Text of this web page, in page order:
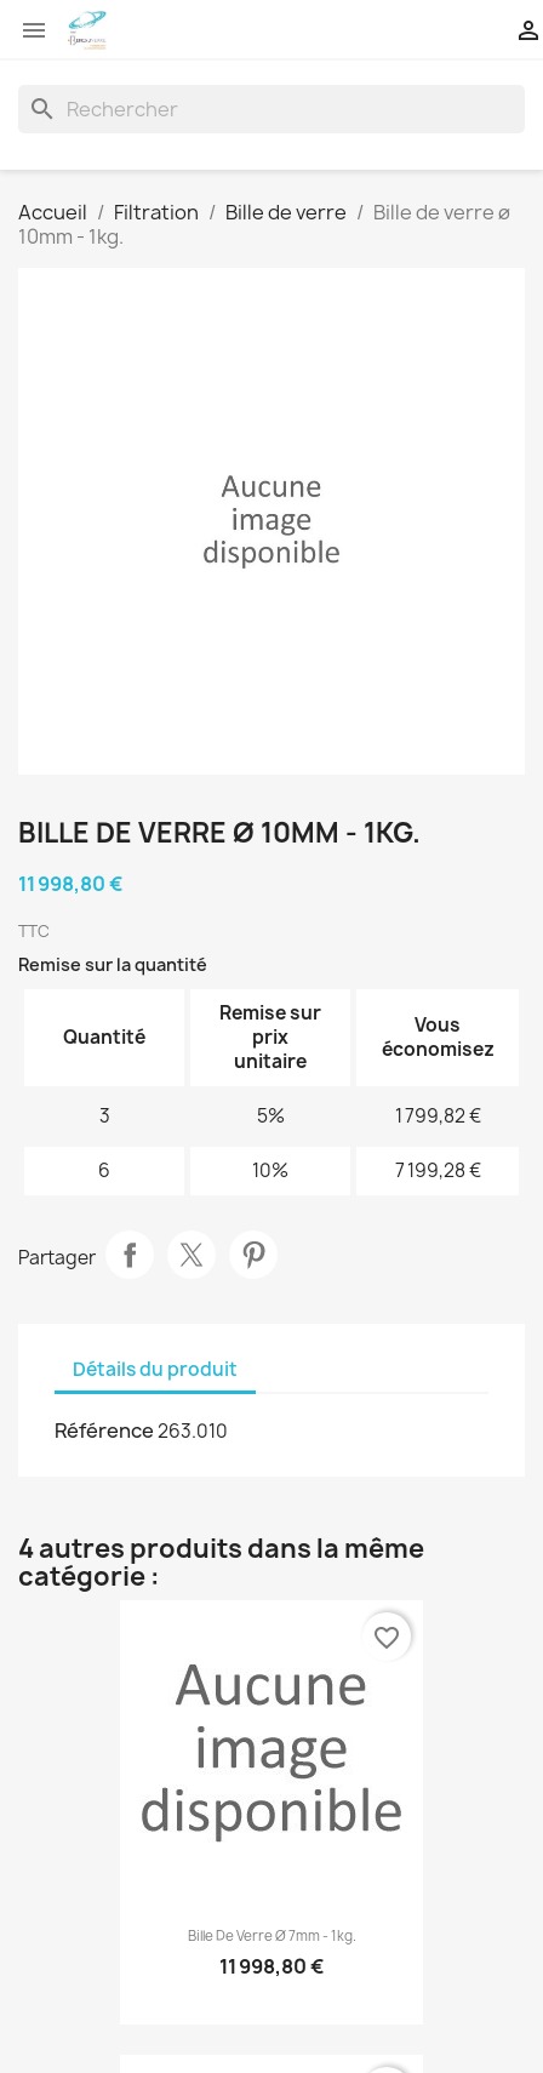
 
search
Accueil Filtration Bille de verre
Bille de verre ø
10mm - 1kg.
BILLE DE VERRE Ø 10MM - 1KG.
11 998,80 €
TTC
Remise sur la quantité
Quantité
Remise sur
prix
unitaire
Vous
économisez
3 5% 1 799,82 €
6 10% 7 199,28 €
Partager
Détails du produit
Référence263.010
4 autres produits dans la même
catégorie :
Bille De Verre Ø 7mm - 1kg.
11 998,80 €
favorite_border